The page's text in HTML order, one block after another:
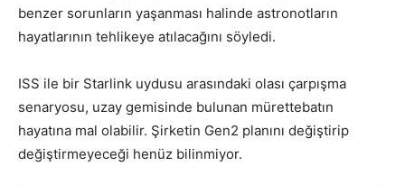
benzer sorunların yaşanması halinde astronotların
hayatlarının tehlikeye atılacağını söyledi.
ISS ile bir Starlink uydusu arasındaki olası çarpışma
senaryosu, uzay gemisinde bulunan mürettebatın
hayatına mal olabilir. Şirketin Gen2 planını değiştirip
değiştirmeyeceği henüz bilinmiyor.